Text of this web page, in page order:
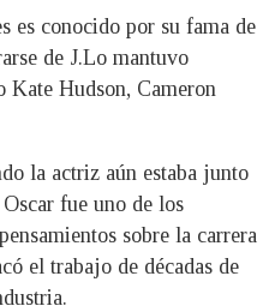
es conocido por su fama de
de J.Lo mantuvo
Kate Hudson, Cameron
la actriz aún estaba junto
fue uno de los
sobre la carrera
el trabajo de décadas de